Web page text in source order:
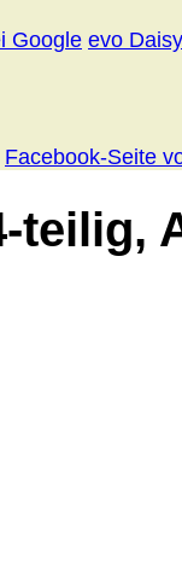
Google evo
Facebook-Seite
teilig,